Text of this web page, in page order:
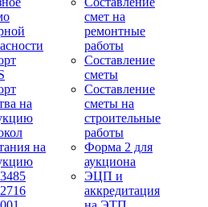
на
на
смет на
ремонтные
работы
Составление
сметы
Составление
сметы на
строительные
работы
Форма 2 для
аукциона
ЭЦП и
аккредитация